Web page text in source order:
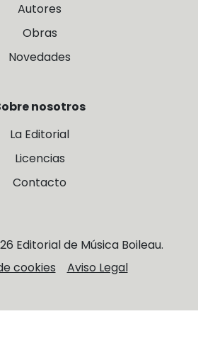
Autores
Obras
Novedades
nosotros
La Editorial
Licencias
Contacto
Editorial de Música Boileau.
cookies
Aviso Legal